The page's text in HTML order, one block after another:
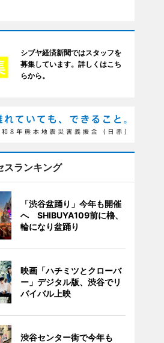
シブヤ経済新聞ではスタッフを
募集しています。詳しくはこち
らから。
スランキング
「渋谷盆踊り」今年も開催
へ SHIBUYA109前に櫓、
輪になり盆踊り
映画「ハチミツとクローバ
ー」デジタル版、渋谷でリ
バイバル上映
渋谷センター街で今年も